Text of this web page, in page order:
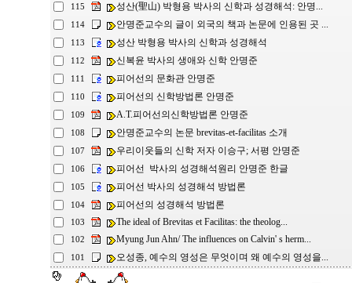
115 성산(聖山) 박형용 박사의 신학과 성경해석: 안명...
114 안명준교수의 글이 외국의 책과 논문에 인용된 곳 ...
113 성산 박형용 박사의 신학과 성경해석
112 신복윤 박사의 생애와 신학 안명준
111 피어선의 문화관 안명준
110 피어선의 신학방법론 안명준
109 A.T.피어선의신학방법론 안명준
108 안명준교수의 논문 brevitas-et-facilitas 소개
107 우리이웃들의 신학 저자 이승구; 서평 안명준
106 피어선 박사의 성경해석원리 안명준 한글
105 피어선 박사의 성경해석 방법론
104 피어선의 성경해석 방법론
103 The ideal of Brevitas et Facilitas: the theolog...
102 Myung Jun Ahn/ The influences on Calvin' s herm...
101 오성종, 예수의 영성은 무엇이며 왜 예수의 영성을...